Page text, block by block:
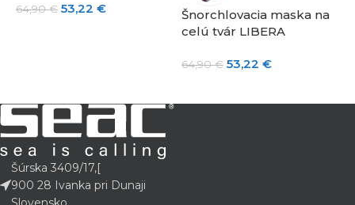
64,90€ 53,22 €
Šnorchlovacia maska na
celú tvár LIBERA
64,90€ 53,22 €
Šúrska 3409/17,[
900 28 Ivanka pri Dunaji